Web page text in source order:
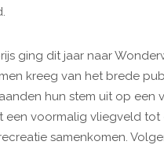
ging dit jaar naar
kreeg van het brede
hun stem uit op
een voormalig vliegveld
samenkomen.